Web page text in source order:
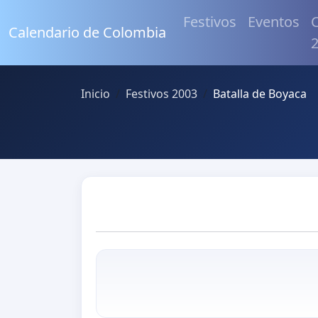
Calendario de Colombia
Festivos Eventos
Inicio Festivos 2003 Batalla de Boyaca